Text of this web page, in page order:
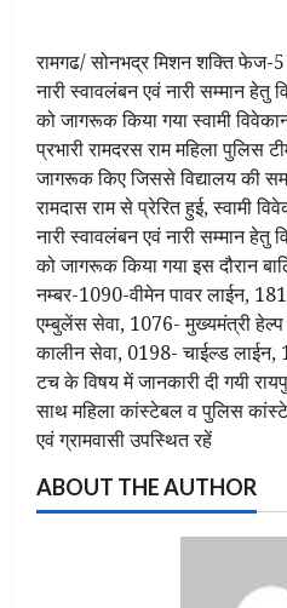
रामगढ/ सोनभद्र मिशन शक्ति फेज-5
नारी स्वावलंबन एवं नारी सम्मान
को जागरूक किया गया स्वामी
प्रभारी रामदरस राम महिला
जागरूक किए जिससे विद्यालय की
रामदास राम से प्रेरित हुई, स्वामी
नारी स्वावलंबन एवं नारी सम्मान
को जागरूक किया गया इस दौरान
नम्बर-1090-वीमेन पावर लाईन,
एम्बुलेंस सेवा, 1076- मुख्यमंत्री
कालीन सेवा, 0198- चाईल्ड
टच के विषय में जानकारी दी गयी
साथ महिला कांस्टेबल व पुलिस
एवं ग्रामवासी उपस्थित रहें
ABOUT THE AUTHOR